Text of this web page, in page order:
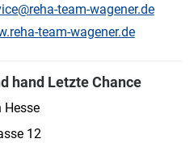
team-wagener.de
team-wagener.de
hand Letzte Chance
Hesse
12